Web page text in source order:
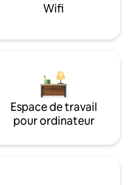
Wifi
Espace de travail
pour ordinateur